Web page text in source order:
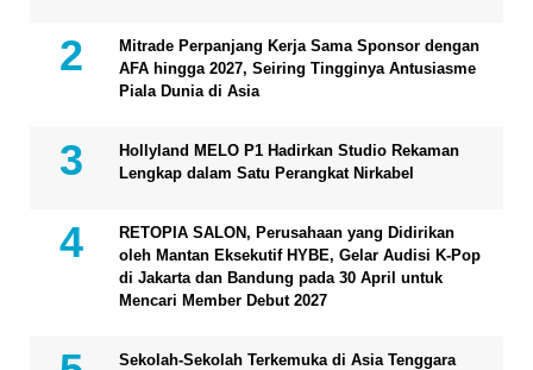
Mitrade Perpanjang Kerja Sama Sponsor dengan
AFA hingga 2027, Seiring Tingginya Antusiasme
Piala Dunia di Asia
Hollyland MELO P1 Hadirkan Studio Rekaman
Lengkap dalam Satu Perangkat Nirkabel
RETOPIA SALON, Perusahaan yang Didirikan
oleh Mantan Eksekutif HYBE, Gelar Audisi K-Pop
di Jakarta dan Bandung pada 30 April untuk
Mencari Member Debut 2027
Sekolah-Sekolah Terkemuka di Asia Tenggara